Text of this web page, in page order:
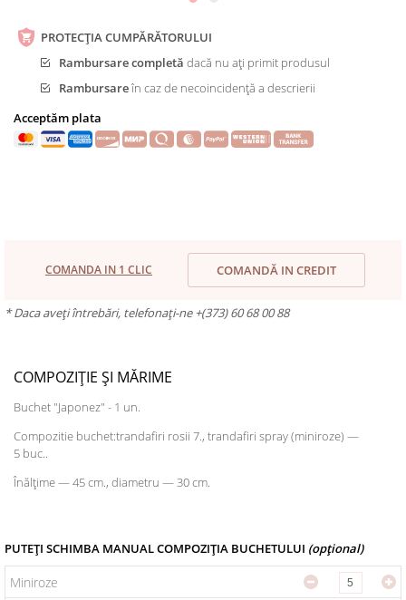
PROTECȚIA CUMPĂRĂTORULUI
Rambursare completă dacă nu ați primit produsul
Rambursareîn caz de necoincidență a descrierii
Acceptăm plata
COMANDA IN 1 CLIC COMANDĂ IN CREDIT
* Daca aveți întrebări, telefonați-ne +(373) 60 68 00 88
COMPOZIȚIE ȘI MĂRIME
Buchet "Japonez" - 1 un.
Compozitie buchet:trandafiri rosii 7., trandafiri spray (miniroze) —
5 buc..
Înălțime — 45 cm., diametru — 30 cm.
PUTEȚI SCHIMBA MANUAL COMPOZIȚIA BUCHETULUI (opțional)
Miniroze